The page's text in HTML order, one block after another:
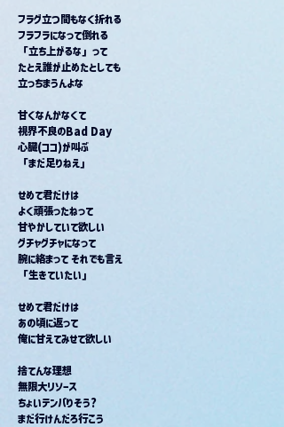
フラグ立つ間もなく折れる
フラフラになって倒れる
「立ち上がるな」って
たとえ誰が止めたとしても
立っちまうんよな
甘くなんかなくて
視界不良のBad Day
心臓(ココ)が叫ぶ
「まだ足りねえ」
せめて君だけは
よく頑張ったねって
甘やかしていて欲しい
グチャグチャになって
腕に絡まって それでも言え
「生きていたい」
せめて君だけは
あの頃に返って
俺に甘えてみせて欲しい
捨てんな理想
無限大リソース
ちょいテンパりそう?
まだ行けんだろ行こう